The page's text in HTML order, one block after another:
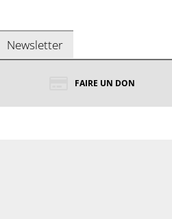
Newsletter
FAIRE UN DON